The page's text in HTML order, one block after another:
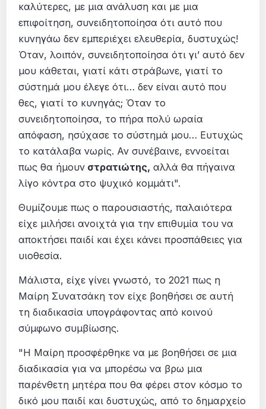
καλύτερες, με μια ανάλυση και με μια
επιφοίτηση, συνειδητοποίησα ότι αυτό που
κυνηγάω δεν εμπεριέχει ελευθερία, δυστυχώς!
Όταν, λοιπόν, συνειδητοποίησα ότι γι’ αυτό δεν
μου κάθεται, γιατί κάτι στράβωνε, γιατί το
σύστημά μου έλεγε ότι… δεν είναι αυτό που
θες, γιατί το κυνηγάς; Όταν το
συνειδητοποίησα, το πήρα πολύ ωραία
απόφαση, ησύχασε το σύστημά μου… Ευτυχώς
το κατάλαβα νωρίς. Αν συνέβαινε, εννοείται
πως θα ήμουν στρατιώτης, αλλά θα πήγαινα
λίγο κόντρα στο ψυχικό κομμάτι".
Θυμίζουμε πως ο παρουσιαστής, παλαιότερα
είχε μιλήσει ανοιχτά για την επιθυμία του να
αποκτήσει παιδί και έχει κάνει προσπάθειες για
υιοθεσία.
Μάλιστα, είχε γίνει γνωστό, το 2021 πως η
Μαίρη Συνατσάκη τον είχε βοηθήσει σε αυτή
τη διαδικασία υπογράφοντας από κοινού
σύμφωνο συμβίωσης.
"Η Μαίρη προσφέρθηκε να με βοηθήσει σε μια
διαδικασία για να μπορέσω να βρω μια
παρένθετη μητέρα που θα φέρει στον κόσμο το
δικό μου παιδί και δυστυχώς, από το δημαρχείο